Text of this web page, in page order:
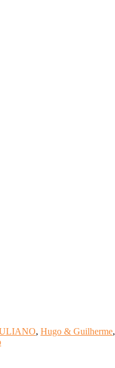
, Hugo & Guilherme,